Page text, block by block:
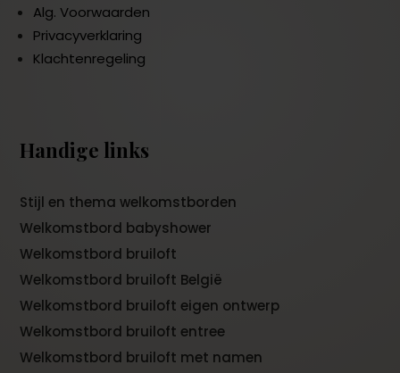
Alg. Voorwaarden
Privacyverklaring
Klachtenregeling
Handige links
Stijl en thema welkomstborden
Welkomstbord babyshower
Welkomstbord bruiloft
Welkomstbord bruiloft België
Welkomstbord bruiloft eigen ontwerp
Welkomstbord bruiloft entree
Welkomstbord bruiloft met namen